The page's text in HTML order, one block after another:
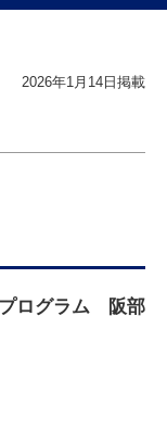
2026年1月14日掲載
ログラム
阪部